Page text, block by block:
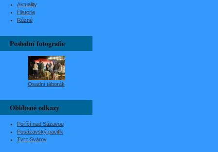
Aktuality
Historie
Různé
Poslední fotografie
Osadní táborák
Oblíbené odkazy
Poříčí nad Sázavou
Posázavský pacifik
Tvrz Svárov